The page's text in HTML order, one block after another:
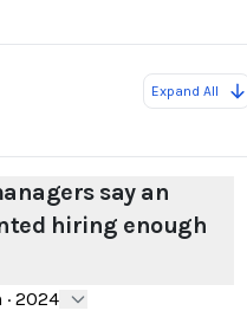
Expand All
say an
hiring enough
· 2024